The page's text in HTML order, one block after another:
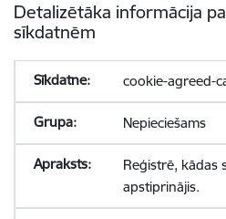
Detalizētāka informācija
sīkdatnēm
cookie-agreed-
Nepieciešams
Reģistrē, kādas
apstiprinājis.